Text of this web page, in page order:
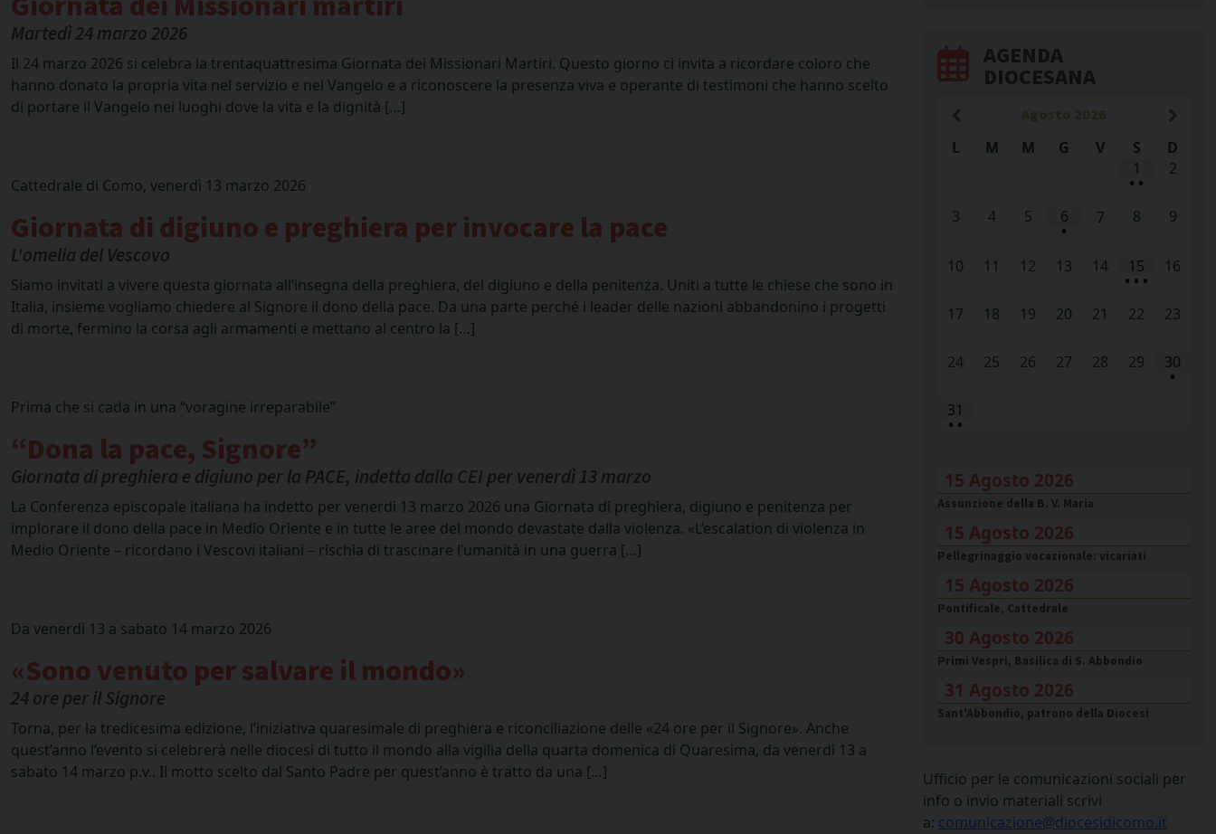
Martedì 24 marzo 2026
Il 24 marzo 2026 si celebra la trentaquattresima Giornata dei Missionari Martiri. Questo giorno ci invita a ricordare coloro che
hanno donato la propria vita nel servizio e nel Vangelo e a riconoscere la presenza viva e operante di testimoni che hanno scelto
di portare il Vangelo nei luoghi dove la vita e la dignità […]
Cattedrale di Como, venerdì 13 marzo 2026
Giornata di digiuno e preghiera per invocare la pace
L'omelia del Vescovo
Siamo invitati a vivere questa giornata all’insegna della preghiera, del digiuno e della penitenza. Uniti a tutte le chiese che sono in
Italia, insieme vogliamo chiedere al Signore il dono della pace. Da una parte perché i leader delle nazioni abbandonino i progetti
di morte, fermino la corsa agli armamenti e mettano al centro la […]
Prima che si cada in una “voragine irreparabile”
“Dona la pace, Signore”
Giornata di preghiera e digiuno per la PACE, indetta dalla CEI per venerdì 13 marzo
La Conferenza episcopale italiana ha indetto per venerdì 13 marzo 2026 una Giornata di preghiera, digiuno e penitenza per
implorare il dono della pace in Medio Oriente e in tutte le aree del mondo devastate dalla violenza. «L’escalation di violenza in
Medio Oriente – ricordano i Vescovi italiani – rischia di trascinare l’umanità in una guerra […]
Da venerdì 13 a sabato 14 marzo 2026
«Sono venuto per salvare il mondo»
24 ore per il Signore
Torna, per la tredicesima edizione, l’iniziativa quaresimale di preghiera e riconciliazione delle «24 ore per il Signore». Anche
quest’anno l’evento si celebrerà nelle diocesi di tutto il mondo alla vigilia della quarta domenica di Quaresima, da venerdì 13 a
sabato 14 marzo p.v.. Il motto scelto dal Santo Padre per quest’anno è tratto da una […]
AGENDA
DIOCESANA
L
M M G V S
D
1
• •
2
3 4 5 6
•
7 8 9
10 11 12 13 14 15
• • •
16
17 18 19 20 21 22 23
24 25 26 27 28 29 30
•
31
• •
15 Agosto 2026
Assunzione della B. V. Maria
15 Agosto 2026
Pellegrinaggio vocazionale: vicariati
15 Agosto 2026
Pontificale, Cattedrale
30 Agosto 2026
Primi Vespri, Basilica di S. Abbondio
31 Agosto 2026
Sant'Abbondio, patrono della Diocesi
Ufficio per le comunicazioni sociali per
info o invio materiali scrivi
a: comunicazione@diocesidicomo.it